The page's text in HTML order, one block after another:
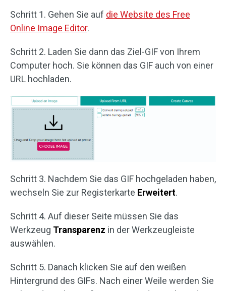
Schritt 1. Gehen Sie auf die Website des Free
Online Image Editor.
Schritt 2. Laden Sie dann das Ziel-GIF von Ihrem
Computer hoch. Sie können das GIF auch von einer
URL hochladen.
Schritt 3. Nachdem Sie das GIF hochgeladen haben,
wechseln Sie zur Registerkarte Erweitert.
Schritt 4. Auf dieser Seite müssen Sie das
Werkzeug Transparenz in der Werkzeugleiste
auswählen.
Schritt 5. Danach klicken Sie auf den weißen
Hintergrund des GIFs. Nach einer Weile werden Sie